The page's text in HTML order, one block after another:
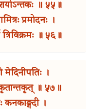
॥ ५५॥
प्रमोदनः ।
॥ ५६॥
मेदिनीपतिः ।
कृतान्तकृत् ॥ ५७॥
कनकाङ्गदी ।